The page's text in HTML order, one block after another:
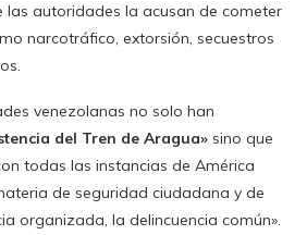
las autoridades la acusan de cometer
narcotráfico, extorsión, secuestros
venezolanas no solo han
del Tren de Aragua» sino que
todas las instancias de América
de seguridad ciudadana y de
organizada, la delincuencia común».